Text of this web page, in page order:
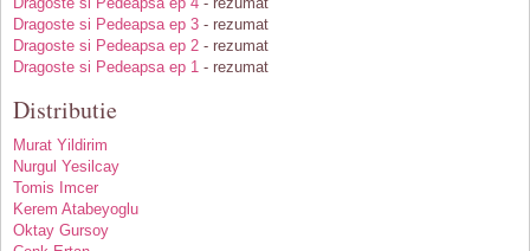
Dragoste si Pedeapsa ep 3 - rezumat
Dragoste si Pedeapsa ep 2 - rezumat
Dragoste si Pedeapsa ep 1 - rezumat
Distributie
Murat Yildirim
Nurgul Yesilcay
Tomis Imcer
Kerem Atabeyoglu
Oktay Gursoy